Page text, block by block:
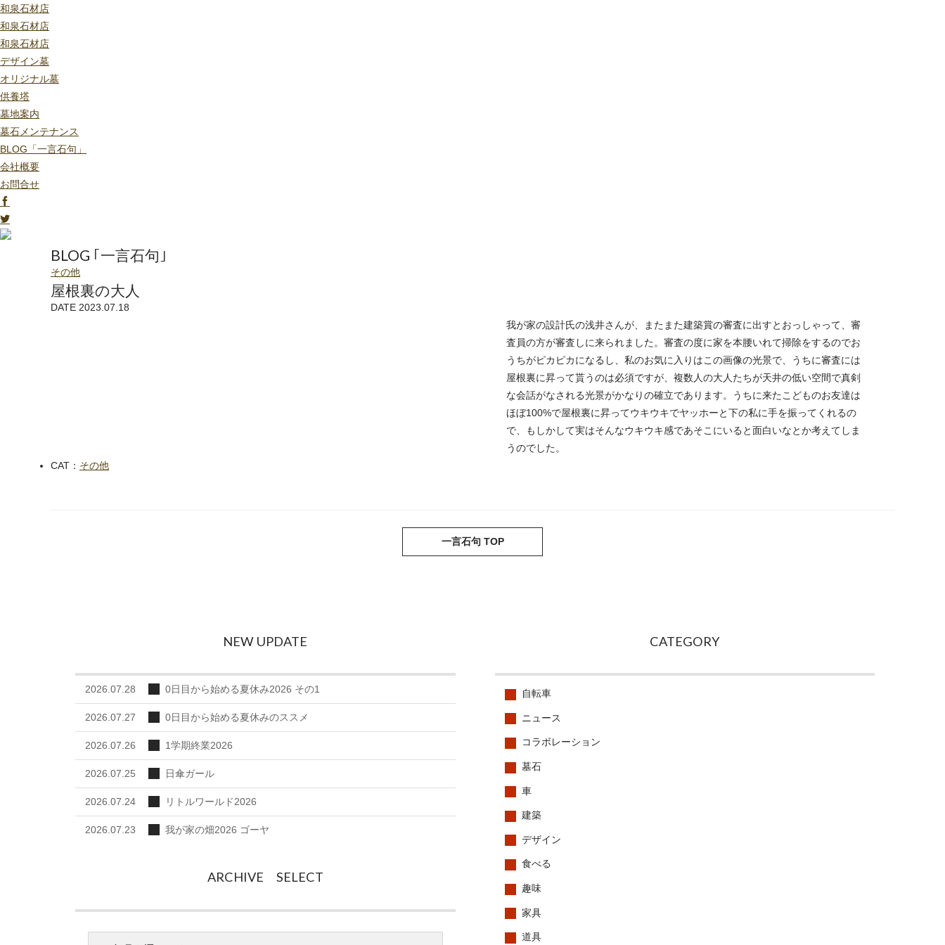
和泉石材店
和泉石材店
和泉石材店
デザイン墓
オリジナル墓
供養塔
墓地案内
墓石メンテナンス
BLOG「一言石句」
会社概要
お問合せ
BLOG ｢一言石句｣
その他
屋根裏の大人
DATE 2023.07.18
我が家の設計氏の浅井さんが、またまた建築賞の審査に出すとおっしゃって、審
査員の方が審査しに来られました。審査の度に家を本腰いれて掃除をするのでお
うちがピカピカになるし、私のお気に入りはこの画像の光景で、うちに審査には
屋根裏に昇って貰うのは必須ですが、複数人の大人たちが天井の低い空間で真剣
な会話がなされる光景がかなりの確立であります。うちに来たこどものお友達は
ほぼ100%で屋根裏に昇ってウキウキでヤッホーと下の私に手を振ってくれるの
で、もしかして実はそんなウキウキ感であそこにいると面白いなとか考えてしま
うのでした。
CAT： その他
一言石句 TOP
CATEGORY
自転車
ニュース
コラボレーション
墓石
車
建築
デザイン
食べる
趣味
家具
道具
NEW UPDATE
2026.07.28 0日目から始める夏休み2026 その1
2026.07.27 0日目から始める夏休みのススメ
2026.07.26 1学期終業2026
2026.07.25 日傘ガール
2026.07.24 リトルワールド2026
2026.07.23 我が家の畑2026 ゴーヤ
ARCHIVE SELECT